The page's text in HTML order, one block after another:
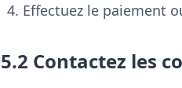
Effectuez le paiement
5.2 Contactez les